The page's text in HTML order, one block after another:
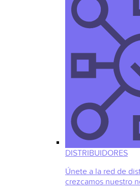
DISTRIBUIDORES
Únete a la red de
crezcamos nuestro